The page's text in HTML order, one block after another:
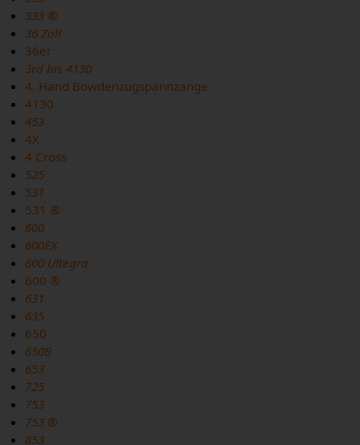
333 ®
36 Zoll
36er
3rd bis 4130
4. Hand Bowdenzugspannzange
4130
453
4X
4 Cross
525
531
531 ®
600
600EX
600 Ultegra
600 ®
631
635
650
650B
653
725
753
753 ®
853